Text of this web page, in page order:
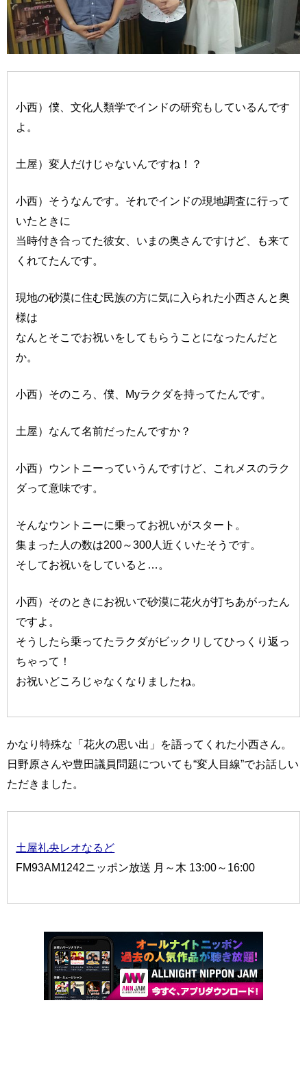
小西）僕、文化人類学でインドの研究もしているんです
よ。
土屋）変人だけじゃないんですね！？
小西）そうなんです。それでインドの現地調査に行って
いたときに
当時付き合ってた彼女、いまの奥さんですけど、も来て
くれてたんです。
現地の砂漠に住む民族の方に気に入られた小西さんと奥
様は
なんとそこでお祝いをしてもらうことになったんだと
か。
小西）そのころ、僕、Myラクダを持ってたんです。
土屋）なんて名前だったんですか？
小西）ウントニーっていうんですけど、これメスのラク
ダって意味です。
そんなウントニーに乗ってお祝いがスタート。
集まった人の数は200～300人近くいたそうです。
そしてお祝いをしていると…。
小西）そのときにお祝いで砂漠に花火が打ちあがったん
ですよ。
そうしたら乗ってたラクダがビックリしてひっくり返っ
ちゃって！
お祝いどころじゃなくなりましたね。
かなり特殊な「花火の思い出」を語ってくれた小西さん。
日野原さんや豊田議員問題についても“変人目線”でお話しい
ただきました。
土屋礼央レオなるど
FM93AM1242ニッポン放送 月～木 13:00～16:00